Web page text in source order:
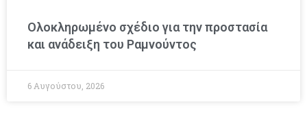
Ολοκληρωμένο σχέδιο για την προστασία
και ανάδειξη του Ραμνούντος
6 Αυγούστου, 2026